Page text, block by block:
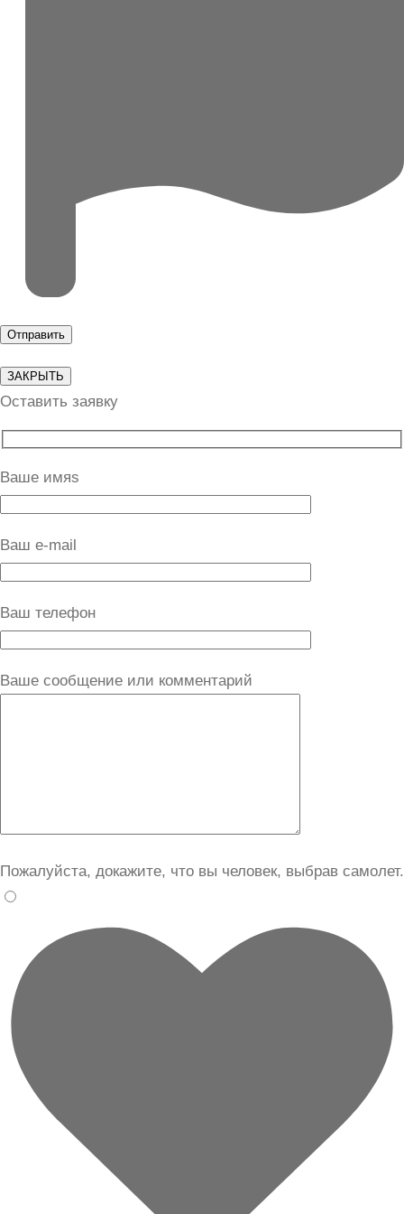
ЗАКРЫТЬ
Оставить заявку
Ваше имяs
Ваш e-mail
Ваш телефон
Ваше сообщение или комментарий
Пожалуйста, докажите, что вы человек, выбрав самолет.